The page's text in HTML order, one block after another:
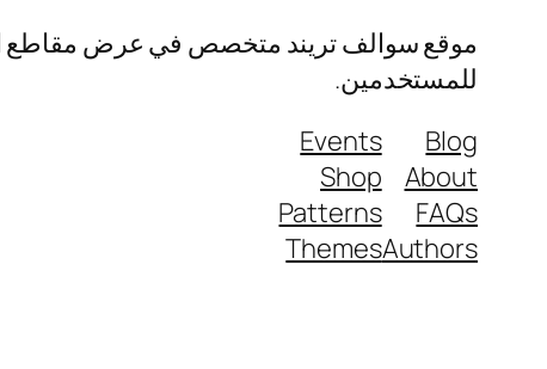
موقع سوالف تريند متخصص في عرض مقاطع
للمستخدمين.
Blog
About
FAQs
Authors
Events
Shop
Patterns
Themes